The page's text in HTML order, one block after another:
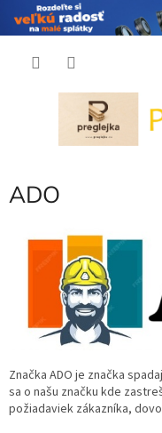
ADO
Značka ADO je značka
sa o našu značku kde
požiadaviek zákazníka,